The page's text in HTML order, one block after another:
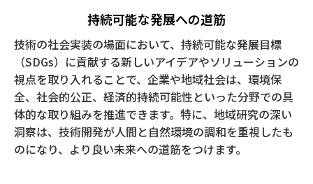
持続可能な発展への道筋
技術の社会実装の場⾯において、持続可能な発展⽬標
（SDGs）に貢献する新しいアイデアやソリューションの
視点を取り⼊れることで、企業や地域社会は、環境保
全、社会的公正、経済的持続可能性といった分野での具
体的な取り組みを推進できます。特に、地域研究の深い
洞察は、技術開発が⼈間と⾃然環境の調和を重視したも
のになり、より良い未来への道筋をつけます。